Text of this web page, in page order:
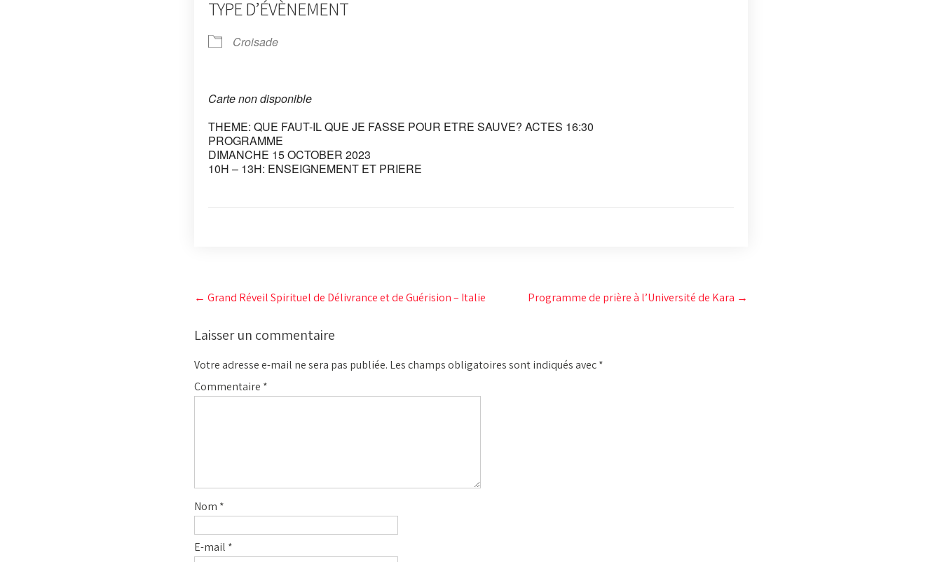
TYPE D’ÉVÈNEMENT
Croisade
Carte non disponible
THEME: QUE FAUT-IL QUE JE FASSE POUR ETRE SAUVE? ACTES 16:30
PROGRAMME
DIMANCHE 15 OCTOBER 2023
10H – 13H: ENSEIGNEMENT ET PRIERE
Post
navigation
← Grand Réveil Spirituel de Délivrance et de Guérision – Italie Programme de prière à l’Université de Kara →
Laisser un commentaire
Votre adresse e-mail ne sera pas publiée. Les champs obligatoires sont indiqués avec*
Commentaire *
Nom *
E-mail *